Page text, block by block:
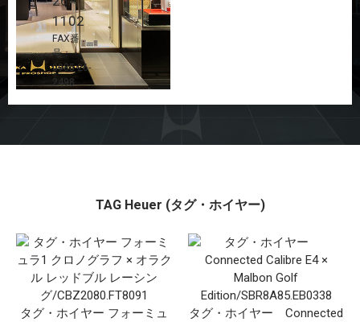
1102
FAX番
号：
0985-26-
2498
TAG Heuer (タグ・ホイヤー)
タグ・ホイヤー フォーミュ
タグ・ホイヤー Connected